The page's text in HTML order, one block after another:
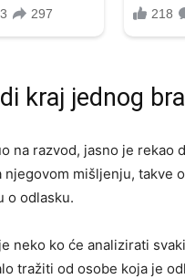
kraj jednog
na razvod, jasno je rekao
njegovom mišljenju, takve
o odlasku.
neko ko će analizirati
tražiti od osobe koja je